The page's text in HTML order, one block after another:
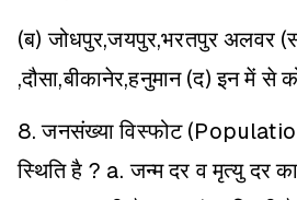
(ब) जोधपुर,जयपुर,भरतपुर अलवर
,दौसा,बीकानेर,हनुमान (द) इन में से
8. जनसंख्या विस्फोट
स्थिति है ? a. जन्म दर व मृत्यु दर